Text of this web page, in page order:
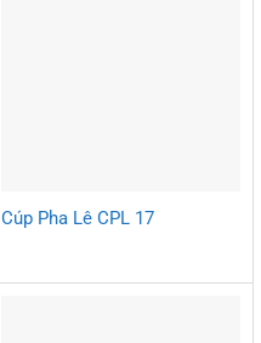
Cúp Pha Lê CPL 17